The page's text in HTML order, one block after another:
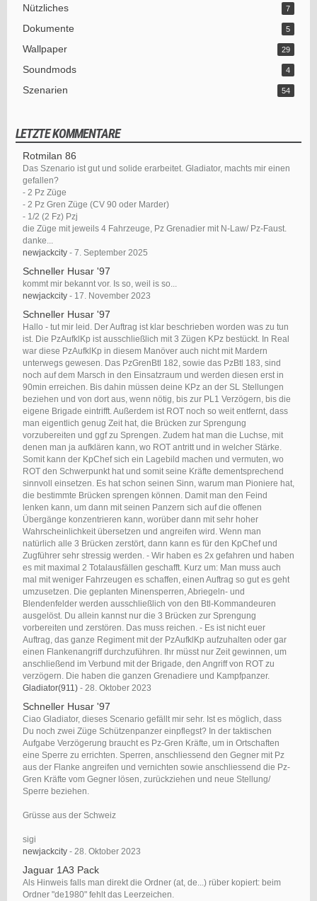
Nützliches 7
Dokumente 5
Wallpaper 29
Soundmods 4
Szenarien 54
LETZTE KOMMENTARE
Rotmilan 86
Das Szenario ist gut und solide erarbeitet. Gladiator, machts mir einen
gefallen?
- 2 Pz Züge
- 2 Pz Gren Züge (CV 90 oder Marder)
- 1/2 (2 Fz) Pzj
die Züge mit jeweils 4 Fahrzeuge, Pz Grenadier mit N-Law/ Pz-Faust.
danke...
newjackcity - 7. September 2025
Schneller Husar '97
kommt mir bekannt vor. Is so, weil is so...
newjackcity - 17. November 2023
Schneller Husar '97
Hallo - tut mir leid. Der Auftrag ist klar beschrieben worden was zu tun
ist. Die PzAufklKp ist ausschließlich mit 3 Zügen KPz bestückt. In Real
war diese PzAufklKp in diesem Manöver auch nicht mit Mardern
unterwegs gewesen. Das PzGrenBtl 182, sowie das PzBtl 183, sind
noch auf dem Marsch in den Einsatzraum und werden diesen erst in
90min erreichen. Bis dahin müssen deine KPz an der SL Stellungen
beziehen und von dort aus, wenn nötig, bis zur PL1 Verzögern, bis die
eigene Brigade eintrifft. Außerdem ist ROT noch so weit entfernt, dass
man eigentlich genug Zeit hat, die Brücken zur Sprengung
vorzubereiten und ggf zu Sprengen. Zudem hat man die Luchse, mit
denen man ja aufklären kann, wo ROT antritt und in welcher Stärke.
Somit kann der KpChef sich ein Lagebild machen und vermuten, wo
ROT den Schwerpunkt hat und somit seine Kräfte dementsprechend
sinnvoll einsetzen. Es hat schon seinen Sinn, warum man Pioniere hat,
die bestimmte Brücken sprengen können. Damit man den Feind
lenken kann, um dann mit seinen Panzern sich auf die offenen
Übergänge konzentrieren kann, worüber dann mit sehr hoher
Wahrscheinlichkeit übersetzen und angreifen wird. Wenn man
natürlich alle 3 Brücken zerstört, dann kann es für den KpChef und
Zugführer sehr stressig werden. - Wir haben es 2x gefahren und haben
es mit maximal 2 Totalausfällen geschafft. Kurz um: Man muss auch
mal mit weniger Fahrzeugen es schaffen, einen Auftrag so gut es geht
umzusetzen. Die geplanten Minensperren, Abriegeln- und
Blendenfelder werden ausschließlich von den Btl-Kommandeuren
ausgelöst. Du allein kannst nur die 3 Brücken zur Sprengung
vorbereiten und zerstören. Das muss reichen. - Es ist nicht euer
Auftrag, das ganze Regiment mit der PzAufklKp aufzuhalten oder gar
einen Flankenangriff durchzuführen. Ihr müsst nur Zeit gewinnen, um
anschließend im Verbund mit der Brigade, den Angriff von ROT zu
verzögern. Die haben die ganzen Grenadiere und Kampfpanzer.
Gladiator(911) - 28. Oktober 2023
Schneller Husar '97
Ciao Gladiator, dieses Scenario gefällt mir sehr. Ist es möglich, dass
Du noch zwei Züge Schützenpanzer einpflegst? In der taktischen
Aufgabe Verzögerung braucht es Pz-Gren Kräfte, um in Ortschaften
eine Sperre zu errichten. Sperren, anschliessend den Gegner mit Pz
aus der Flanke angreifen und vernichten sowie anschliessend die Pz-
Gren Kräfte vom Gegner lösen, zurückziehen und neue Stellung/
Sperre beziehen.
Grüsse aus der Schweiz
sigi
newjackcity - 28. Oktober 2023
Jaguar 1A3 Pack
Als Hinweis falls man direkt die Ordner (at, de...) rüber kopiert: beim
Ordner "de1980" fehlt das Leerzeichen.